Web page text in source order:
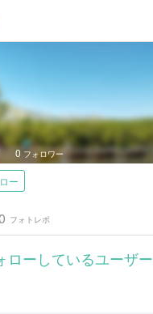
0 フォロワー
ー
フォトレポ
ローしているユーザー